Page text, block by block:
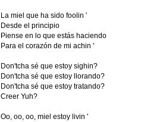
La miel que ha sido foolin '
Desde el principio
Piense en lo que estás haciendo
Para el corazón de mi achin '
Don'tcha sé que estoy sighin?
Don'tcha sé que estoy llorando?
Don'tcha sé que estoy tratando?
Creer Yuh?
Oo, oo, oo, miel estoy livin '